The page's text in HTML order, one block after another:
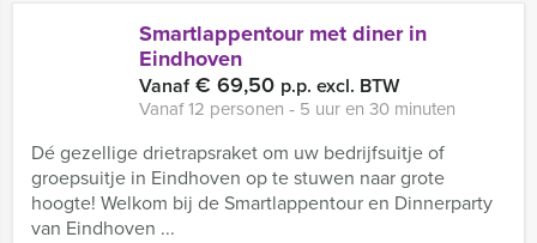
Smartlappentour met diner in
Eindhoven
Vanaf€ 69,50 p.p. excl. BTW
Vanaf 12 personen ‐ 5 uur en 30 minuten
Dé gezellige drietrapsraket om uw bedrijfsuitje of
groepsuitje in Eindhoven op te stuwen naar grote
hoogte! Welkom bij de Smartlappentour en Dinnerparty
van Eindhoven ...